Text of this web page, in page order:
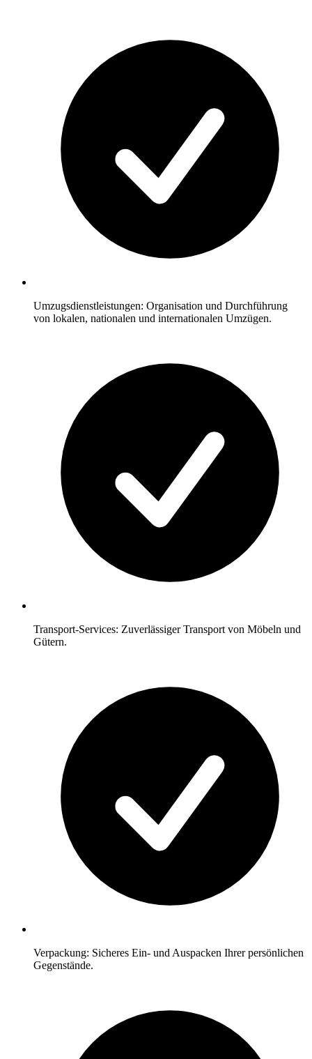
Umzugsdienstleistungen: Organisation und Durchführung
von lokalen, nationalen und internationalen Umzügen.
Transport-Services: Zuverlässiger Transport von Möbeln und
Gütern.
Verpackung: Sicheres Ein- und Auspacken Ihrer persönlichen
Gegenstände.